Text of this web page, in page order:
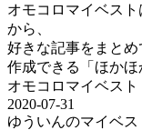
オモコロマイベス
から、
好きな記事をまと
作成できる「ほかほ
オモコロマイベスト
2020-07-31
ゆういんのマイベス